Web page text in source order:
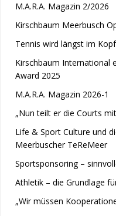
M.A.R.A. Magazin 2/2026
Kirschbaum Meerbusch
Tennis wird längst im
Kirschbaum International
Award 2025
M.A.R.A. Magazin 2026-1
„Nun teilt er die Courts
Life & Sport Culture und
Meerbuscher TeReMeer
Sportsponsoring –
Athletik – die Grundlage
„Wir müssen